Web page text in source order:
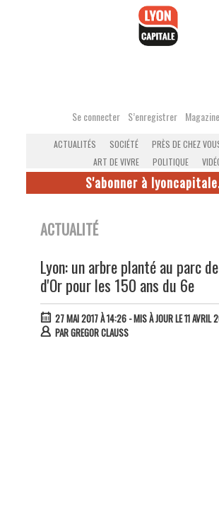
Se connecter S’enregistrer
ACTUALITÉS SOCIÉTÉ PRÈS DE CHEZ
ART DE VIVRE
POLITIQUE
S'abonner à
ACTUALITÉ
Lyon: un arbre planté au parc
d'Or pour les 150 ans du 6e
27 MAI 2017 À 14:26- MIS À JOUR LE 11
PARGREGOR CLAUSS